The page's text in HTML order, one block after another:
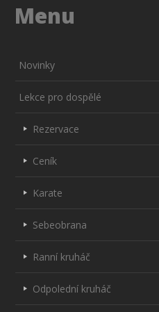
Menu
Novinky
Lekce pro dospělé
Rezervace
Ceník
Karate
Sebeobrana
Ranní kruháč
Odpolední kruháč